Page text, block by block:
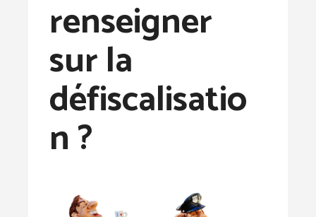
renseigner
sur la
défiscalisatio
n ?